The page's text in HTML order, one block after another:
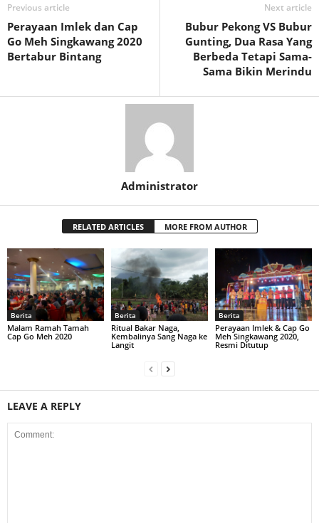
Previous article
Perayaan Imlek dan Cap
Go Meh Singkawang 2020
Bertabur Bintang
Next article
Bubur Pekong VS Bubur
Gunting, Dua Rasa Yang
Berbeda Tetapi Sama-
Sama Bikin Merindu
Administrator
RELATED ARTICLES MORE FROM AUTHOR
Berita
Malam Ramah Tamah
Cap Go Meh 2020
Berita
Ritual Bakar Naga,
Kembalinya Sang Naga ke
Langit
Berita
Perayaan Imlek & Cap Go
Meh Singkawang 2020,
Resmi Ditutup
LEAVE A REPLY